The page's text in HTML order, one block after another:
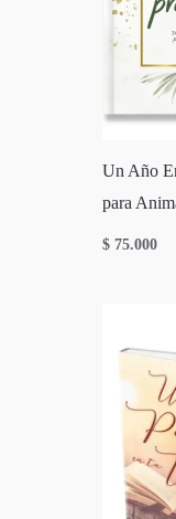
Un Año
para
$ 75.000